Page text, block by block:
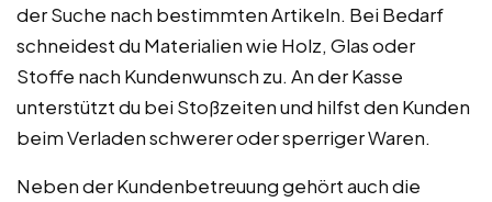
der Suche nach bestimmten Artikeln. Bei Bedarf
schneidest du Materialien wie Holz, Glas oder
Stoffe nach Kundenwunsch zu. An der Kasse
unterstützt du bei Stoßzeiten und hilfst den Kunden
beim Verladen schwerer oder sperriger Waren.
Neben der Kundenbetreuung gehört auch die